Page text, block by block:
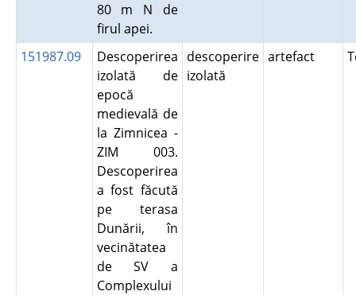
80 m N de
firul apei.
151987.09
Descoperirea
izolată de
epocă
medievală de
la Zimnicea -
ZIM 003.
Descoperirea
a fost făcută
pe terasa
Dunării, în
vecinătatea
de SV a
Complexului
descoperire
izolată
artefact